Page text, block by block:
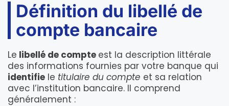
Définition du libellé de
compte bancaire
Le libellé de compte est la description littérale
des informations fournies par votre banque qui
identifie le titulaire du compte et sa relation
avec l’institution bancaire. Il comprend
généralement :